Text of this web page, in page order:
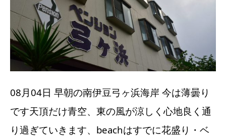
08月04日 早朝の南伊豆弓ヶ浜海岸 今は薄曇り
です天頂だけ青空、東の風が涼しく心地良く通
り過ぎていきます、beachはすでに花盛り・ベ